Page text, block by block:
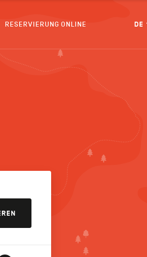
RESERVIERUNG ONLINE DE
BESTÄTIGEN